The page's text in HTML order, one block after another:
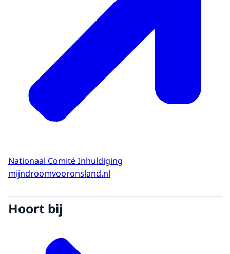
Nationaal Comité Inhuldiging
mijndroomvooronsland.nl
Hoort bij